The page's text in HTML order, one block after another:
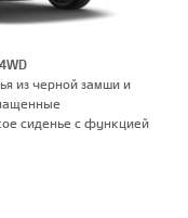
из черной замши и
сиденье с функцией